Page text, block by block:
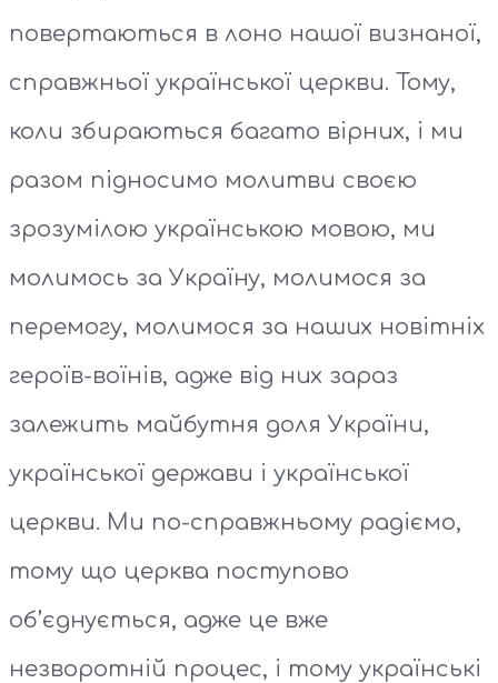
повертаються в лоно нашої визнаної,
справжньої української церкви. Тому,
коли збираються багато вірних, і ми
разом підносимо молитви своєю
зрозумілою українською мовою, ми
молимось за Україну, молимося за
перемогу, молимося за наших новітніх
героїв-воїнів, адже від них зараз
залежить майбутня доля України,
української держави і української
церкви. Ми по-справжньому радіємо,
тому що церква поступово
об’єднується, адже це вже
незворотній процес, і тому українські